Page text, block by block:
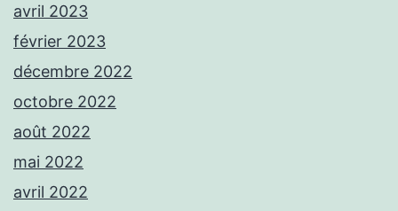
avril 2023
février 2023
décembre 2022
octobre 2022
août 2022
mai 2022
avril 2022